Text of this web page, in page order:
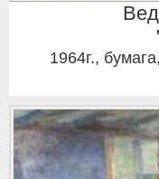
1964г.,